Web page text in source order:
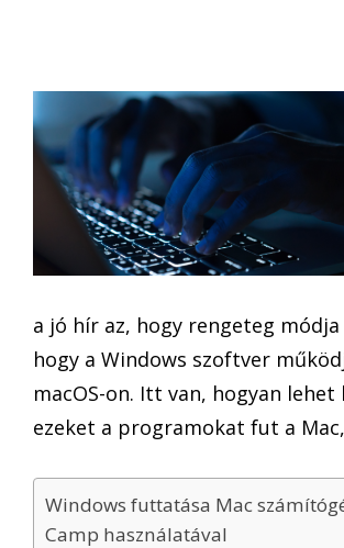
a jó hír az, hogy rengeteg módja
hogy a Windows szoftver
macOS-on. Itt van, hogyan lehet
ezeket a programokat fut a
Windows futtatása Mac
Camp használatával